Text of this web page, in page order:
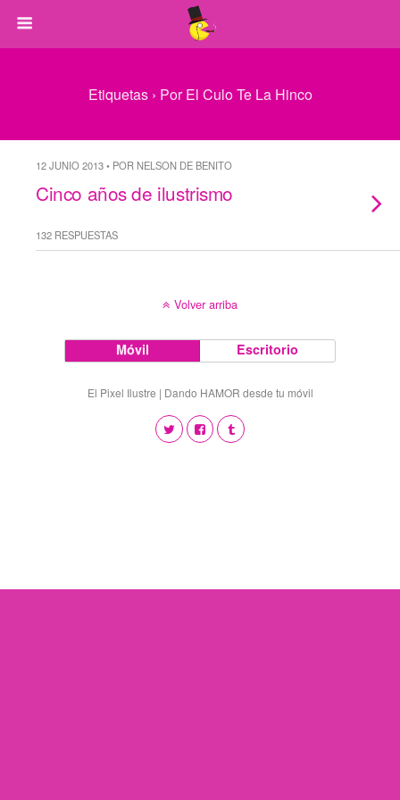
Etiquetas › Por El Culo Te La Hinco
12 JUNIO 2013 • POR NELSON DE BENITO
Cinco años de ilustrismo
132 RESPUESTAS
Volver arriba
Móvil Escritorio
El Pixel Ilustre | Dando HAMOR desde tu móvil